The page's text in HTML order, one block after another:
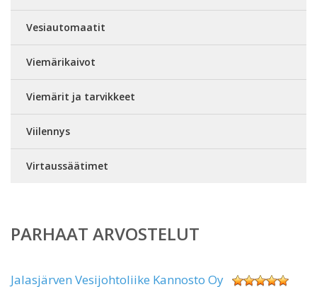
Vesiautomaatit
Viemärikaivot
Viemärit ja tarvikkeet
Viilennys
Virtaussäätimet
PARHAAT ARVOSTELUT
Jalasjärven Vesijohtoliike Kannosto Oy